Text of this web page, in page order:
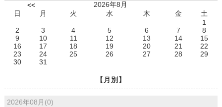
<<
2026年8月
日
月 火 水 木 金
土
1
2
3 4 5 6 7
8
9
10 11 12 13 14
15
16
17 18 19 20 21
22
23
24 25 26 27 28
29
30
31
【月別】
2026年08月(0)